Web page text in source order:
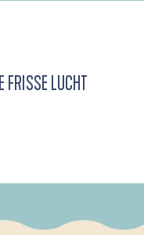
FRISSE LUCHT